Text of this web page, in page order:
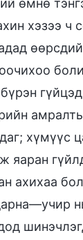
хэзээ ч
хүмүүс
яаран
ахихаа